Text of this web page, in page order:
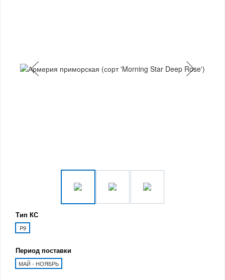
Тип КС
P9
Период поставки
МАЙ - НОЯБРЬ